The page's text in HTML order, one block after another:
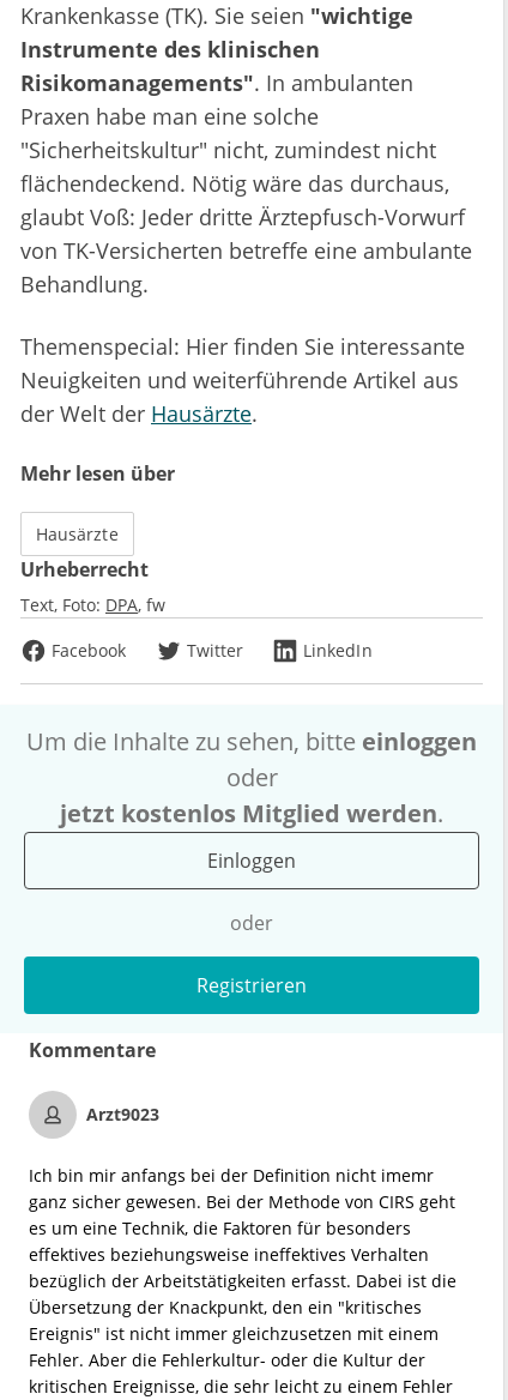
Krankenkasse (TK). Sie seien "wichtige
Instrumente des klinischen
Risikomanagements". In ambulanten
Praxen habe man eine solche
"Sicherheitskultur" nicht, zumindest nicht
flächendeckend. Nötig wäre das durchaus,
glaubt Voß: Jeder dritte Ärztepfusch-Vorwurf
von TK-Versicherten betreffe eine ambulante
Behandlung.
Themenspecial: Hier finden Sie interessante
Neuigkeiten und weiterführende Artikel aus
der Welt der Hausärzte.
Mehr lesen über
Hausärzte
Urheberrecht
Text, Foto: DPA fw
Facebook
Twitter LinkedIn
Um die Inhalte zu sehen, bitte einloggen
oder
jetzt kostenlos Mitglied werden.
Einloggen
oder
Registrieren
Kommentare
Arzt9023
Ich bin mir anfangs bei der Definition nicht imemr
ganz sicher gewesen. Bei der Methode von CIRS geht
es um eine Technik, die Faktoren für besonders
effektives beziehungsweise ineffektives Verhalten
bezüglich der Arbeitstätigkeiten erfasst. Dabei ist die
Übersetzung der Knackpunkt, den ein "kritisches
Ereignis" ist nicht immer gleichzusetzen mit einem
Fehler. Aber die Fehlerkultur- oder die Kultur der
kritischen Ereignisse, die sehr leicht zu einem Fehler